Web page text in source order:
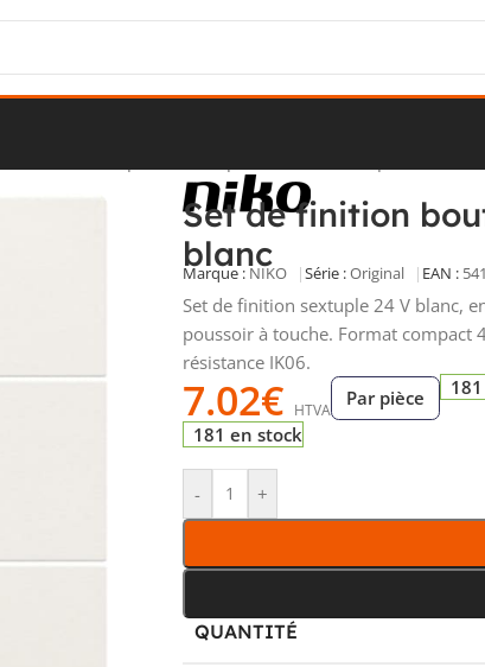
Set de finition
blanc
Marque :NIKO Série :Original EAN :
Set de finition sextuple 24 V blanc,
poussoir à touche. Format compact
résistance IK06.
7.02€ HTVA
Par pièce
181 en stock
- +
QUANTITÉ